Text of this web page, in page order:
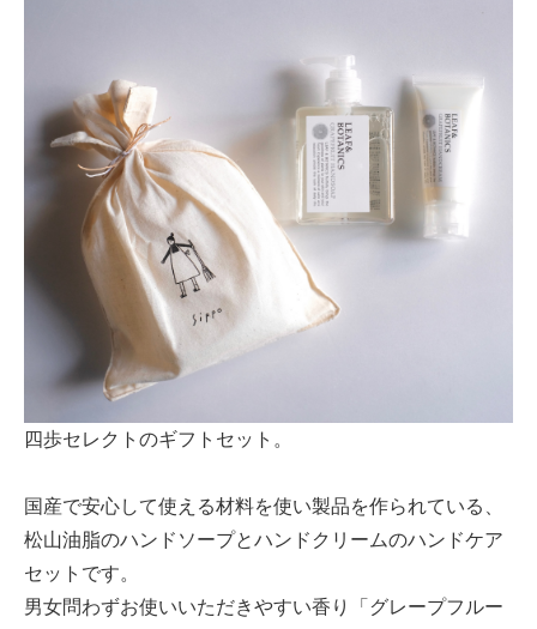
四歩セレクトのギフトセット。
国産で安心して使える材料を使い製品を作られている、
松山油脂のハンドソープとハンドクリームのハンドケア
セットです。
男女問わずお使いいただきやすい香り「グレープフルー